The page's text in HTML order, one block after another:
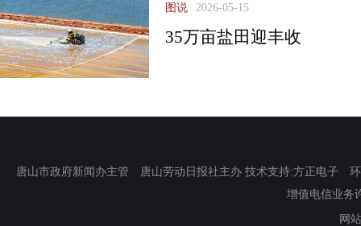
图说 2026-05-15
35万亩盐田迎丰收
唐山市政府新闻办主管 唐山劳动日报社主办 技术支持:方正电子
增值电信业务
网